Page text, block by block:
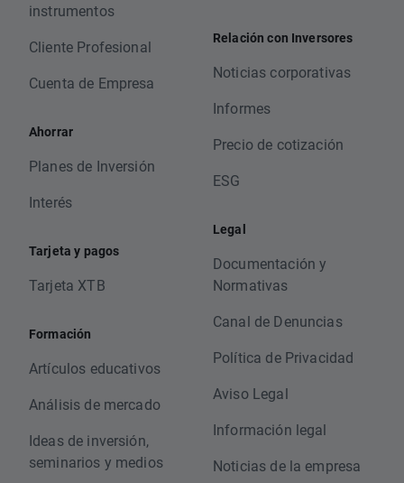
instrumentos
Cliente Profesional
Cuenta de Empresa
Ahorrar
Planes de Inversión
Interés
Tarjeta y pagos
Tarjeta XTB
Formación
Artículos educativos
Análisis de mercado
Ideas de inversión,
seminarios y medios
Relación con Inversores
Noticias corporativas
Informes
Precio de cotización
ESG
Legal
Documentación y
Normativas
Canal de Denuncias
Política de Privacidad
Aviso Legal
Información legal
Noticias de la empresa